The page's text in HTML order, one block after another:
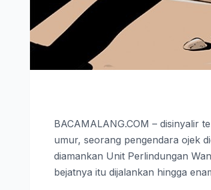
BACAMALANG.COM – disinyalir
umur, seorang pengendara ojek
diamankan Unit Perlindungan
bejatnya itu dijalankan hingga